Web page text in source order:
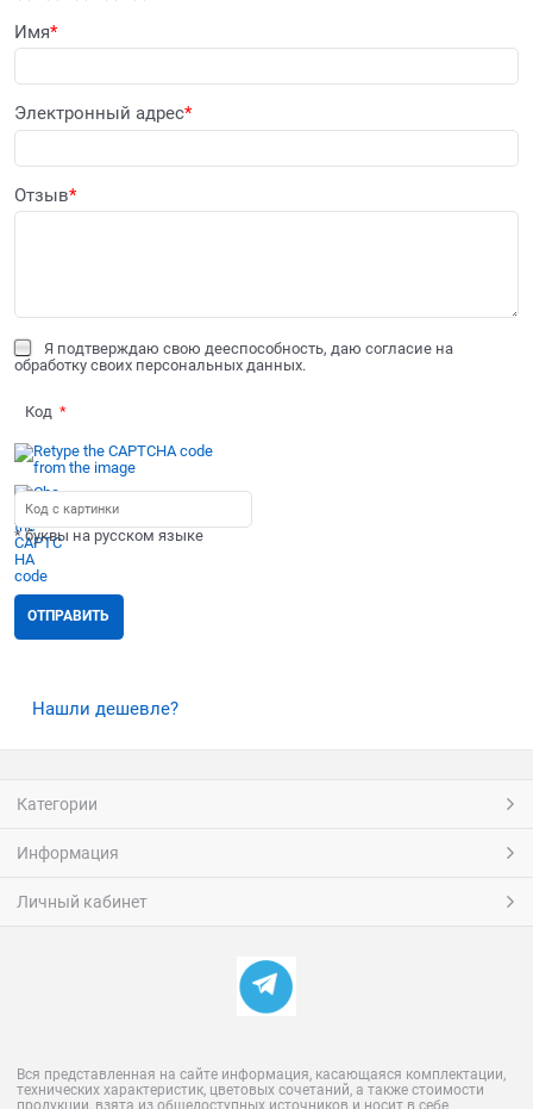
Имя
Электронный адрес
Отзыв
Я подтверждаю свою дееспособность, даю согласие на
обработку своих персональных данных.
Код
* буквы на русском языке
Нашли дешевле?
Категории
Информация
Личный кабинет
Вся представленная на сайте информация, касающаяся комплектации,
технических характеристик, цветовых сочетаний, а также стоимости
продукции, взята из общедоступных источников и носит в себе